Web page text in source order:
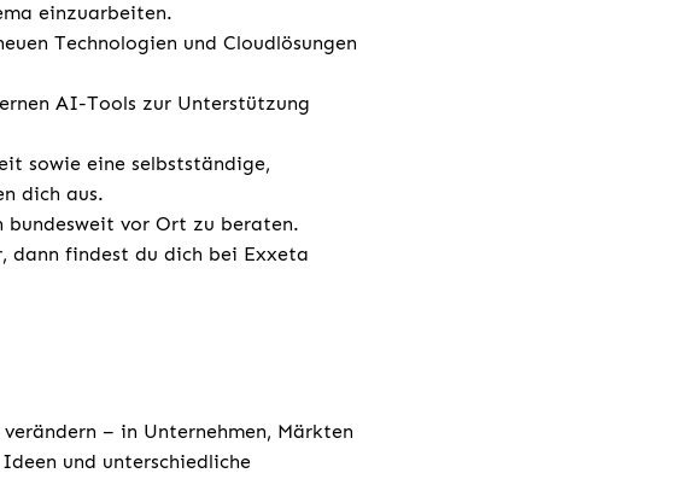
einzuarbeiten.
Technologien und Cloudlösungen
AI-Tools zur Unterstützung
sowie eine selbstständige,
dich aus.
bundesweit vor Ort zu beraten.
dann findest du dich bei Exxeta
– in Unternehmen, Märkten
und unterschiedliche